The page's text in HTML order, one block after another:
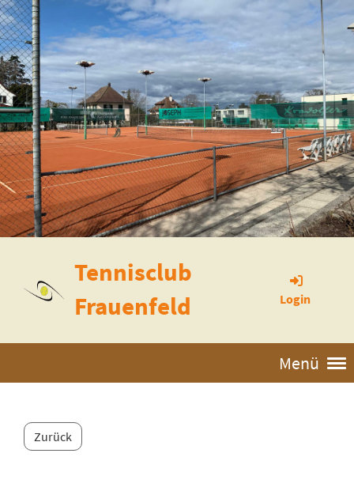
Tennisclub
Frauenfeld
Login
Menü
Zurück